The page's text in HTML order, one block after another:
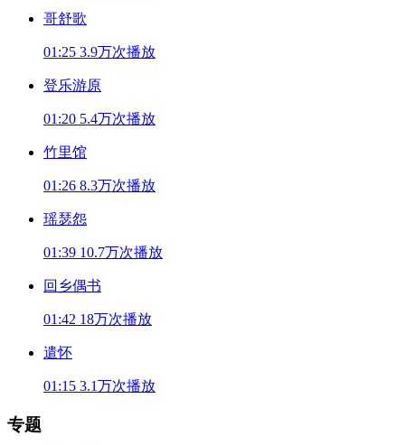
哥舒歌
01:25 3.9万次播放
登乐游原
01:20 5.4万次播放
竹里馆
01:26 8.3万次播放
瑶瑟怨
01:39 10.7万次播放
回乡偶书
01:42 18万次播放
遣怀
01:15 3.1万次播放
专题